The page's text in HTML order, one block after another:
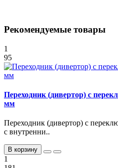
Рекомендуемые товары
1
95
Переходник (дивертор) с
мм
Переходник (дивертор) с
с внутренни..
В корзину
1